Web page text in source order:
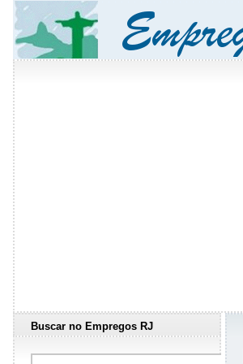
Buscar no Empregos RJ